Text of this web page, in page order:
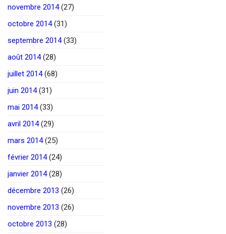
novembre 2014(27)
octobre 2014(31)
septembre 2014(33)
août 2014(28)
juillet 2014(68)
juin 2014(31)
mai 2014(33)
avril 2014(29)
mars 2014(25)
février 2014(24)
janvier 2014(28)
décembre 2013 (26)
novembre 2013 (26)
octobre 2013 (28)